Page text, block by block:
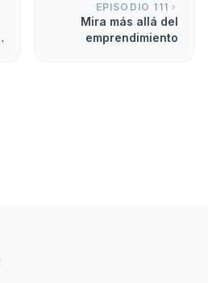
EPISODIO 111
Mira más allá del
emprendimiento